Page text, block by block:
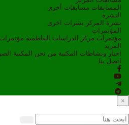
المسابقات مسابقات أخرى
النشرة
نشرة المركز نشرات اخرى
المؤتمرات
مؤتمرات مركز الدراسات الفاطمية
المزيد
اخبار ونشاطات
المكتبة من نحن المكتبة
اتصل بنا
×